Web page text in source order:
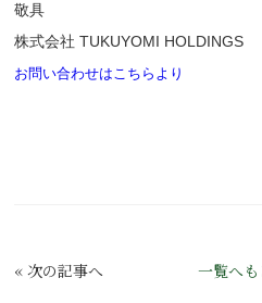
敬具
株式会社 TUKUYOMI HOLDINGS
お問い合わせはこちらより
«次の記事へ 一覧へも